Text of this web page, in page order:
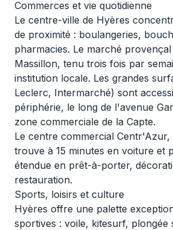
Commerces et vie quotidienne
Le centre-ville de Hyères
de proximité : boulangeries,
pharmacies. Le marché
Massillon, tenu trois fois par
institution locale. Les grandes
Leclerc, Intermarché) sont
périphérie, le long de l'avenue
zone commerciale de la Capte.
Le centre commercial Centr'Azur,
trouve à 15 minutes en voiture et
étendue en prêt-à-porter,
restauration.
Sports, loisirs et culture
Hyères offre une palette
sportives : voile, kitesurf, plongée